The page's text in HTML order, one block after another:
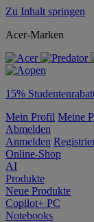
Zu Inhalt springen
Acer-Marken
15%
Mein Profil Meine
Abmelden
Anmelden
Online-Shop
AI
Produkte
Neue Produkte
Copilot+ PC
Notebooks